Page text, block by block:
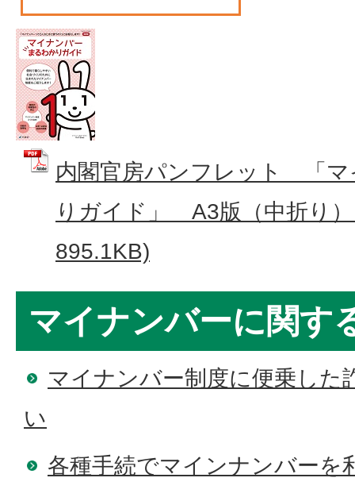
内閣官房パンフレット 「マ
りガイド」 A3版（中折り
895.1KB)
マイナンバーに関す
マイナンバー制度に便乗した
い
各種手続でマインナンバーを